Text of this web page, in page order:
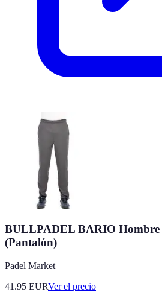
BULLPADEL BARIO
(Pantalón)
Padel Market
41.95 EURVer el precio